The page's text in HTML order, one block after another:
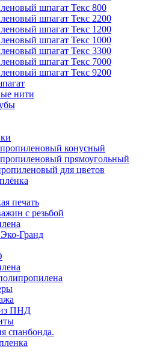
шпагат Текс 800
шпагат Текс 2200
шпагат Текс 1200
шпагат Текс 1000
шпагат Текс 3300
шпагат Текс 7000
шпагат Текс 9200
нити
конусный
прямоугольный
для цветов
печать
с резьбой
Гранд
из ПНД
спанбонда.